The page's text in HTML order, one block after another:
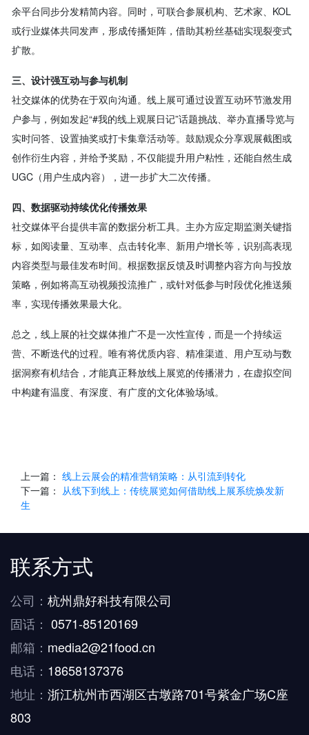
余平台同步分发精简内容。同时，可联合参展机构、艺术家、KOL
或行业媒体共同发声，形成传播矩阵，借助其粉丝基础实现裂变式
扩散。
三、设计强互动与参与机制
社交媒体的优势在于双向沟通。线上展可通过设置互动环节激发用
户参与，例如发起“#我的线上观展日记”话题挑战、举办直播导览与
实时问答、设置抽奖或打卡集章活动等。鼓励观众分享观展截图或
创作衍生内容，并给予奖励，不仅能提升用户粘性，还能自然生成
UGC（用户生成内容），进一步扩大二次传播。
四、数据驱动持续优化传播效果
社交媒体平台提供丰富的数据分析工具。主办方应定期监测关键指
标，如阅读量、互动率、点击转化率、新用户增长等，识别高表现
内容类型与最佳发布时间。根据数据反馈及时调整内容方向与投放
策略，例如将高互动视频投流推广，或针对低参与时段优化推送频
率，实现传播效果最大化。
总之，线上展的社交媒体推广不是一次性宣传，而是一个持续运
营、不断迭代的过程。唯有将优质内容、精准渠道、用户互动与数
据洞察有机结合，才能真正释放线上展览的传播潜力，在虚拟空间
中构建有温度、有深度、有广度的文化体验场域。
上一篇： 线上云展会的精准营销策略：从引流到转化
下一篇： 从线下到线上：传统展览如何借助线上展系统焕发新
生
联系方式
公司： 杭州鼎好科技有限公司
固话： 0571-85120169
邮箱： media2@21food.cn
电话： 18658137376
地址： 浙江杭州市西湖区古墩路701号紫金广场C座
803